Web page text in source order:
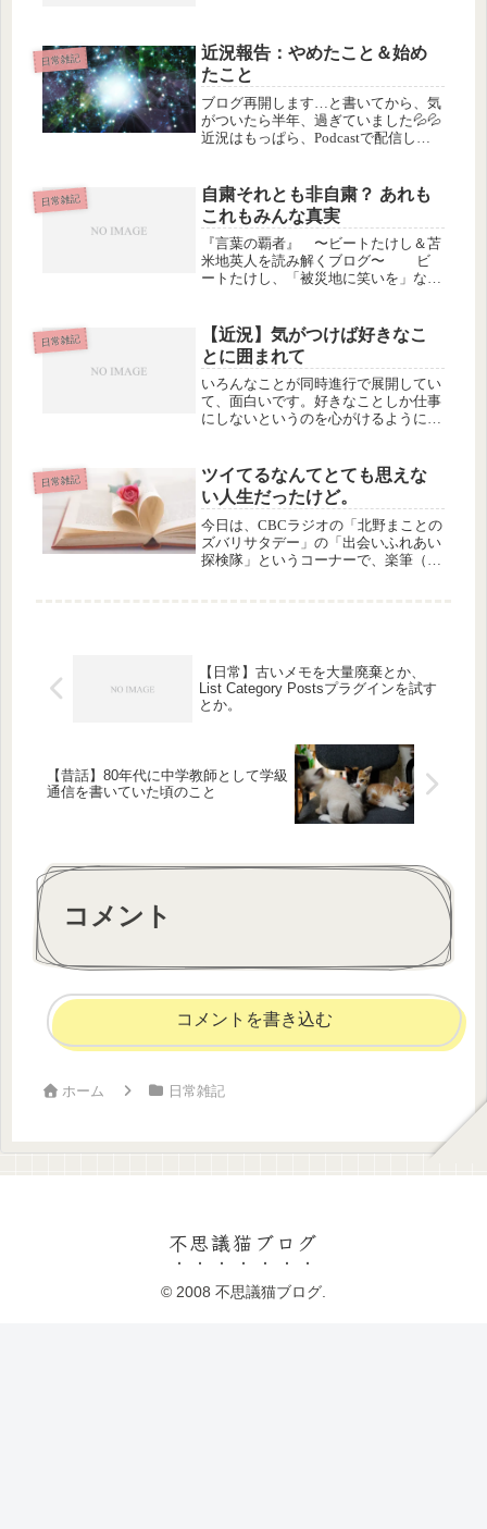
で、さっきから寝たり起きたりしなが
ら、時々体温を計っているんですが、
だいた...
日常雑記
近況報告：やめたこと＆始め
たこと
ブログ再開します…と書いてから、気
がついたら半年、過ぎていました💦💦
近況はもっぱら、Podcastで配信して
て、どうしようとしてたか思い出せな
いんだけど、とりあえず近況をまと...
日常雑記
自粛それとも非自粛？ あれも
これもみんな真実
『言葉の覇者』 〜ビートたけし＆苫
米地英人を読み解くブログ〜 ビ
ートたけし、「被災地に笑いを」なん
上げを宣言 （NEWS ポストセブン） -
Yahoo!ニュース真実はひ...
日常雑記
【近況】気がつけば好きなこ
とに囲まれて
いろんなことが同時進行で展開してい
て、面白いです。好きなことしか仕事
にしないというのを心がけるようにな
目標金額にははるかに及ばなかったけ
ど、そもそも、商品が欲しいわけでも
な...
日常雑記
ツイてるなんてとても思えな
い人生だったけど。
今日は、CBCラジオの「北野まことの
ズバリサタデー」の「出会いふれあい
探検隊」というコーナーで、楽筆（ら
【日常】古いメモを大量廃棄とか、
List Category Postsプラグインを試す
とか。
【昔話】80年代に中学教師として学級
通信を書いていた頃のこと
コメント
コメントを書き込む
ホーム 日常雑記
不思議猫ブログ
© 2008 不思議猫ブログ.